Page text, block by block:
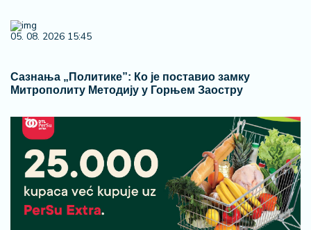
05. 08. 2026 15:45
Сазнања „Политике”: Ко је поставио замку
Митрополиту Методију у Горњем Заостру